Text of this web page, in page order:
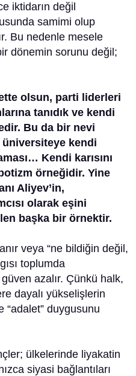
iktidarın değil
samimi olup
Bu nedenle mesele
dönemin sorunu değil;
olsun, parti liderleri
tanıdık ve kendi
Bu da bir nevi
üniversiteye kendi
Kendi karısını
örneğidir. Yine
Aliyev’in,
olarak eşini
başka bir örnektir.
veya “ne bildiğin değil,
toplumda
azalır. Çünkü halk,
dayalı yükselişlerin
“adalet” duygusunu
ülkelerinde liyakatin
siyasi bağlantıları